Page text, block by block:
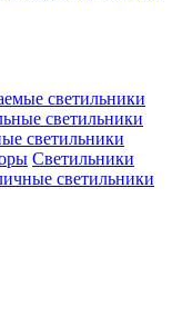
светильники
светильники
светильники
Светильники
светильники